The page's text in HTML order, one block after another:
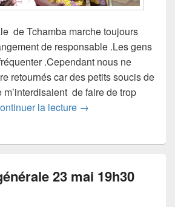
de Tchamba marche toujours
de responsable .Les gens
.Cependant nous ne
retournés car des petits soucis de
de faire de trop
la lecture →
23 mai 19h30